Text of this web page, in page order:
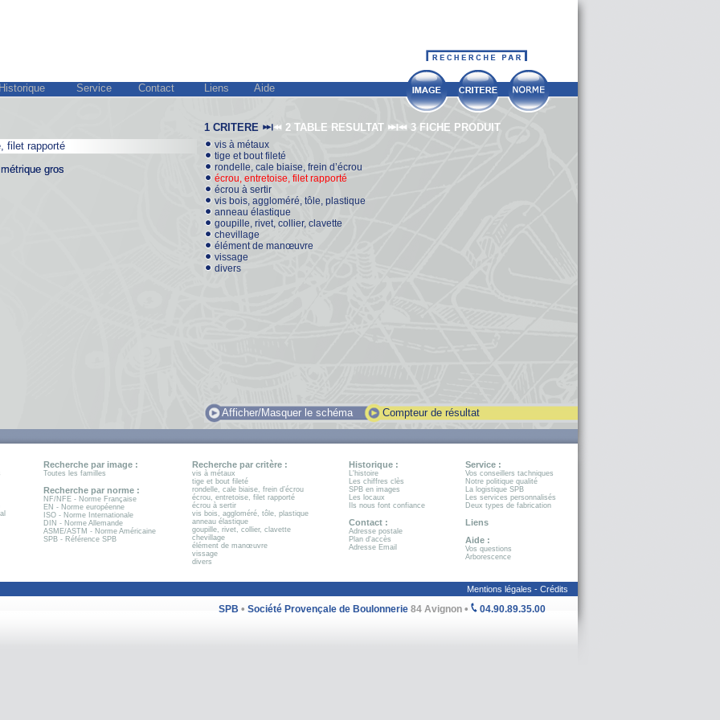
Historique Service Contact Liens Aide
1 CRITERE 2 TABLE RESULTAT
3 FICHE PRODUIT
filet rapporté
gros
vis à métaux
tige et bout fileté
rondelle, cale biaise, frein d’écrou
écrou, entretoise, filet rapporté
écrou à sertir
vis bois, aggloméré, tôle, plastique
anneau élastique
goupille, rivet, collier, clavette
chevillage
élément de manœuvre
vissage
divers
filet rapporté
gros
Afficher/Masquer le schéma Compteur de résultat
Recherche par image :
Toutes les familles
Recherche par norme :
NF/NFE - Norme Française
EN - Norme européenne
ISO - Norme Internationale
DIN - Norme Allemande
ASME/ASTM - Norme Américaine
SPB - Référence SPB
Recherche par critère :
vis à métaux
tige et bout fileté
rondelle, cale biaise, frein d’écrou
écrou, entretoise, filet rapporté
écrou à sertir
vis bois, aggloméré, tôle, plastique
anneau élastique
goupille, rivet, collier, clavette
chevillage
élément de manœuvre
vissage
divers
Historique :
L'histoire
Les chiffres clès
SPB en images
Les locaux
Ils nous font confiance
Contact :
Adresse postale
Plan d'accès
Adresse Email
Service :
Vos conseillers tachniques
Notre politique qualité
La logistique SPB
Les services personnalisés
Deux types de fabrication
Liens
Aide :
Vos questions
Arborescence
Mentions légales - Crédits
SPB • Société Provençale de Boulonnerie 84 Avignon • 04.90.89.35.00